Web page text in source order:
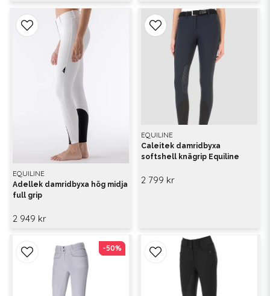
EQUILINE
Adellek damridbyxa hög midja
full grip
2 949 kr
EQUILINE
Caleitek damridbyxa
softshell knägrip Equiline
2 799 kr
-50%
-50%